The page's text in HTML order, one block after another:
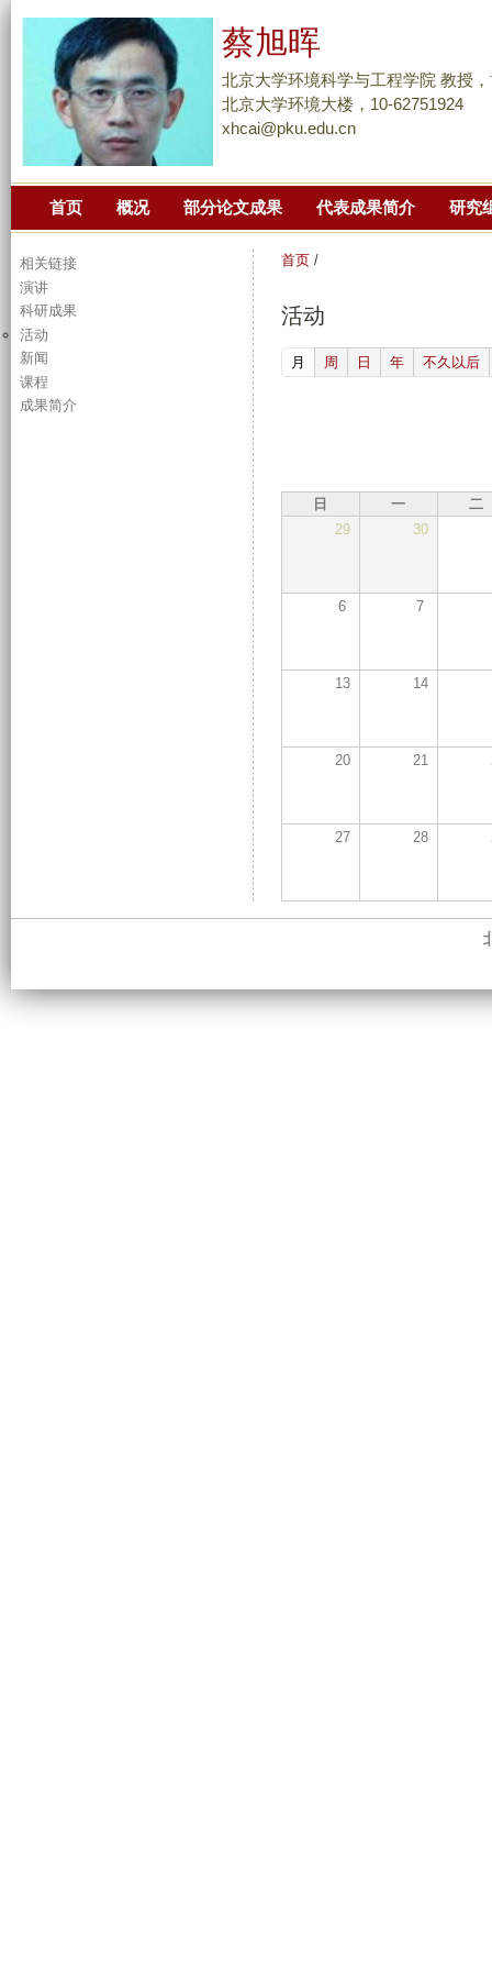
到
主
要
蔡旭晖
北京大学环境科学与工程学院 教授
北京大学环境大楼，10-62751924
xhcai@pku.edu.cn
首页 概况 部分论文成果 代表成果简介 研究
首页 /
活动
月 (active tab)
周 日 年 不久以后
日 一
二
29
30
6 7
13 14
20 21
27 28
相关链接
演讲
科研成果
活动
新闻
课程
成果简介